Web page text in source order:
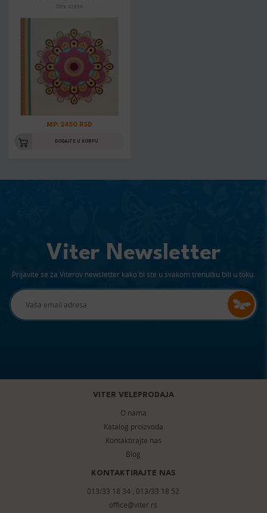
Šifra: K2959
MP: 2450 RSD
DODAJTE U KORPU
Viter Newsletter
Prijavite se za Viterov newsletter kako bi ste u svakom trenutku bili u toku.
VITER VELEPRODAJA
O nama
Katalog proizvoda
Kontaktirajte nas
Blog
KONTAKTIRAJTE NAS
013/33 18 34 ; 013/33 18 52
office@viter.rs